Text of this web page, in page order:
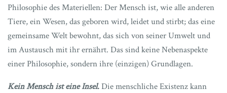
Philosophie des Materiellen: Der Mensch ist, wie alle anderen
Tiere, ein Wesen, das geboren wird, leidet und stirbt; das eine
gemeinsame Welt bewohnt, das sich von seiner Umwelt und
im Austausch mit ihr ernährt. Das sind keine Nebenaspekte
einer Philosophie, sondern ihre (einzigen) Grundlagen.
Kein Mensch ist eine Insel.Die menschliche Existenz kann